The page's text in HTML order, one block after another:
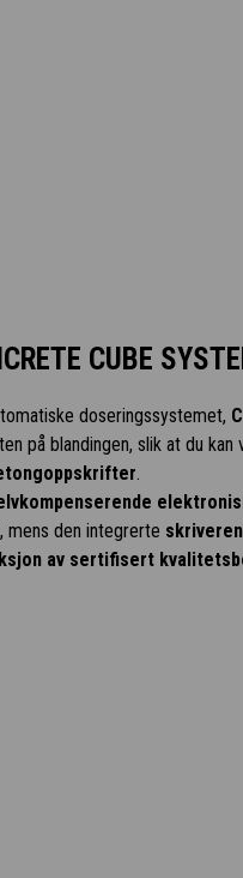
CUBE
doseringssystemet,
på blandingen, slik at du
.
mens den integrerte skriveren
av sertifisert